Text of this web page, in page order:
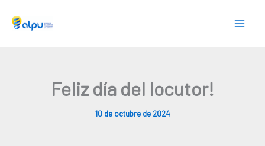
Feliz día del locutor!
10 de octubre de 2024